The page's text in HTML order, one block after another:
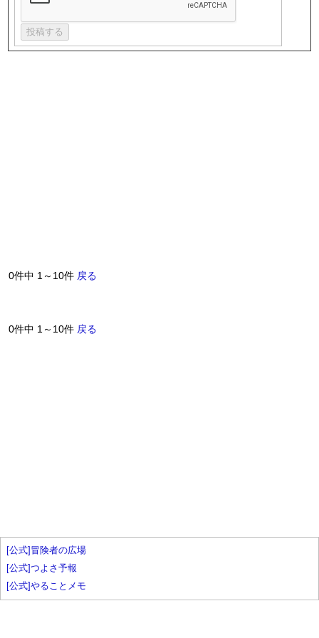
0件中 1～10件 戻る
0件中 1～10件 戻る
[公式]冒険者の広場
[公式]つよさ予報
[公式]やることメモ